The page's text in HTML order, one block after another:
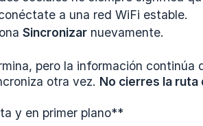
a una red WiFi estable.
Sincronizar nuevamente.
pero la información
otra vez. No cierres la
y en primer plano**